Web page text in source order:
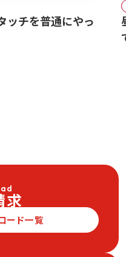
チを普通にやっ
求
ード一覧